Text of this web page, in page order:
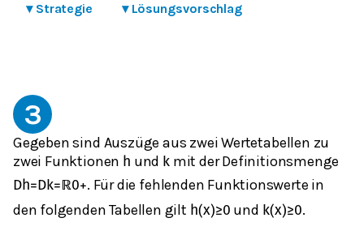
▾ Strategie ▾ Lösungsvorschlag
3
Gegeben sind Auszüge aus zwei Wertetabellen zu
zwei Funktionen h und kmit der Definitionsmenge
Dh= Dk= ℝ0+. Für die fehlenden Funktionswerte in
den folgenden Tabellen gilt h(x)≥0 und k(x)≥0.